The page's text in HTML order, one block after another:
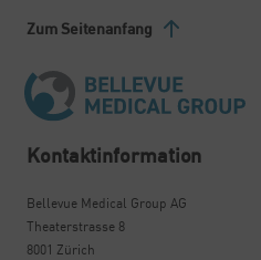
Zum Seitenanfang
Kontaktinformation
Bellevue Medical Group AG
Theaterstrasse 8
8001 Zürich